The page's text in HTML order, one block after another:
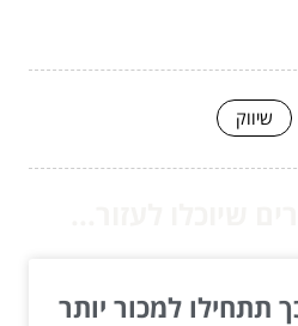
שיווק
תתחילו למכור יותר